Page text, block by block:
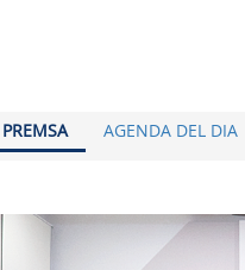
AGENDA DEL DIA